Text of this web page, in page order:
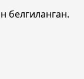
белгиланган.